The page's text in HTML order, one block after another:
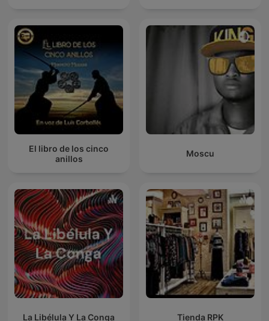
El libro de los cinco
anillos
Moscu
La Libélula Y La Conga Tienda RPK